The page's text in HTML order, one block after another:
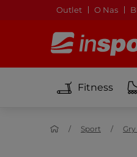
Outlet O Nas
Fitness
Sport